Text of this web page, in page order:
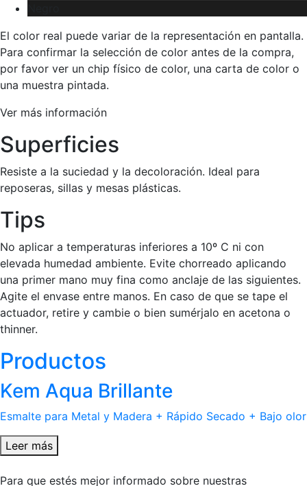
El color real puede variar de la representación en pantalla.
Para confirmar la selección de color antes de la compra,
por favor ver un chip físico de color, una carta de color o
una muestra pintada.
Ver más información
Superficies
Resiste a la suciedad y la decoloración. Ideal para
reposeras, sillas y mesas plásticas.
Tips
No aplicar a temperaturas inferiores a 10º C ni con
elevada humedad ambiente. Evite chorreado aplicando
una primer mano muy fina como anclaje de las siguientes.
Agite el envase entre manos. En caso de que se tape el
actuador, retire y cambie o bien sumérjalo en acetona o
thinner.
Productos
Kem Aqua Brillante
Esmalte para Metal y Madera + Rápido Secado + Bajo olor
Leer más
Para que estés mejor informado sobre nuestras